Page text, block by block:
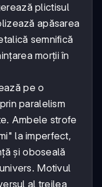
plictisul
apăsarea
semnifică
morții în
pe o
paralelism
Ambele strofe
la imperfect,
și oboseală
Motivul
al treilea